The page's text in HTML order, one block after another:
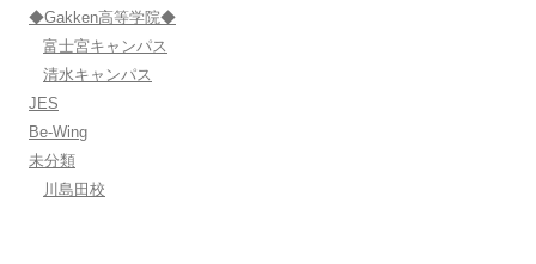
◆Gakken高等学院◆
富士宮キャンパス
清水キャンパス
JES
Be-Wing
未分類
川島田校